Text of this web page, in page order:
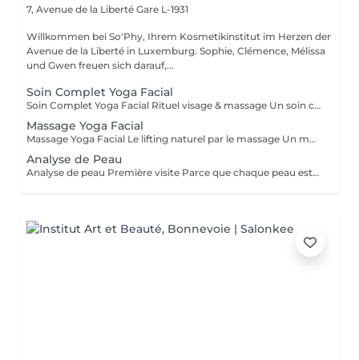
7, Avenue de la Liberté Gare L-1931
Willkommen bei So'Phy, Ihrem Kosmetikinstitut im Herzen der
Avenue de la Liberté in Luxemburg. Sophie, Clémence, Mélissa
und Gwen freuen sich darauf,...
Soin Complet Yoga Facial
Soin Complet Yoga Facial Rituel visage & massage Un soin complet qui associe les étapes essentielles d'un soin du visage à la puissance du Massage Yoga Facial. Après un nettoyage en profondeur, une exfoliation et un travail ciblé de la peau, le massage vient stimuler les muscles, relancer les circulations et relâcher les tensions du visage. Ce rituel se poursuit par l'application de soins adaptés afin d'hydrater, rééquilibrer et révéler l'éclat naturel de votre peau. Le visage paraît plus lisse, plus lumineux et naturellement redessiné. Un soin idéal pour celles et ceux qui souhaitent allier efficacité, relaxation et résultats visibles. Comme chaque soin chez So'Phy, le protocole est adapté en fonction des besoins de votre peau.
Massage Yoga Facial
Massage Yoga Facial Le lifting naturel par le massage Un massage du visage dynamique et profond qui stimule les muscles et relance les circulations pour redessiner les contours du visage. Grâce à des manuvres expertes et à l'utilisation d'outils spécifiques comme le Gua Sha et les Mushrooms, ce soin agit à la fois sur la tonicité de la peau et la détente des tensions faciales. Il permet de lisser les traits, d'illuminer le teint et de révéler un visage plus reposé et naturellement sculpté. Un soin idéal pour celles et ceux qui recherchent un effet visible, tout en profitant d'un moment de relâchement profond. Comme chaque soin chez So'Phy, le massage est adapté en fonction des besoins de votre peau et des tensions observées.
Analyse de Peau
Analyse de peau Première visite Parce que chaque peau est unique, toute première visite commence par une analyse approfondie. Ce diagnostic permet de comprendre l'état de votre peau, ses besoins réels et les déséquilibres éventuels, afin d'adapter votre soin de manière précise et personnalisée. À l'aide d'un appareil de diagnostic et de l'expertise de votre Skin Coach, nous prenons le temps d'observer, d'échanger et de vous guider vers les solutions les plus adaptées. Ce premier rendez-vous est une étape essentielle pour vous offrir des soins réellement efficaces et des résultats durables.